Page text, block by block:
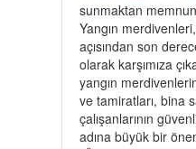
sunmaktan
Yangın
açısından son
olarak karşımıza
yangın
ve tamiratları, bina
çalışanlarının
adına büyük bir